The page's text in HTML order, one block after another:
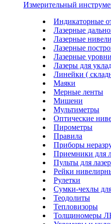
Измерительный
Индикаторные
Лазерные
Лазерные
Лазерные
Лазерные уровни
Лазеры для
Линейки (
Маяки
Мерные ленты
Мишени
Мультиметры
Оптические
Пирометры
Правила
Приборы
Приемники для
Пульты для
Рейки
Рулетки
Сумки-чехлы
Теодолиты
Тепловизоры
Толщиномеры